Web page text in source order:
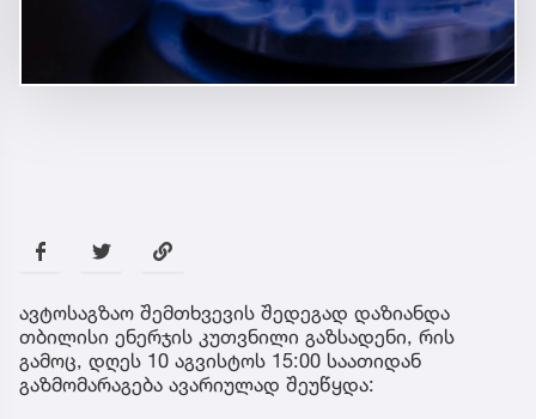
ავტოსაგზაო შემთხვევის შედეგად დაზიანდა
თბილისი ენერჯის კუთვნილი გაზსადენი, რის
გამოც, დღეს 10 აგვისტოს 15:00 საათიდან
გაზმომარაგება ავარიულად შეუწყდა: